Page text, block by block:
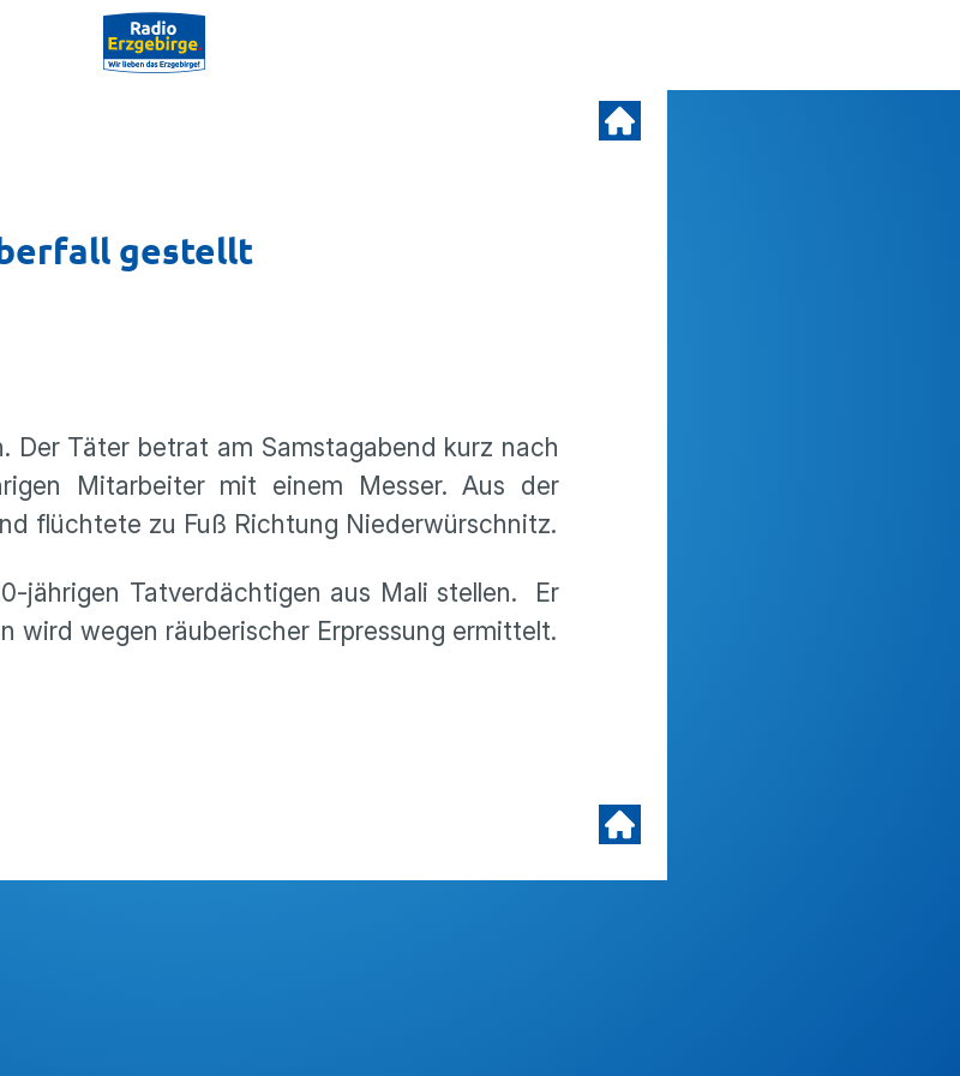
gestellt
Der Täter betrat am Samstagabend kurz nach
Mitarbeiter mit einem Messer. Aus der
flüchtete zu Fuß Richtung Niederwürschnitz.
jährigen Tatverdächtigen aus Mali stellen. Er
wird wegen räuberischer Erpressung ermittelt.